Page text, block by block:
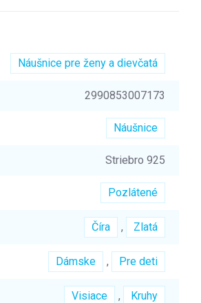
Náušnice pre ženy a dievčatá
2990853007173
Náušnice
Striebro 925
Pozlátené
Číra , Zlatá
Dámske , Pre deti
Visiace , Kruhy